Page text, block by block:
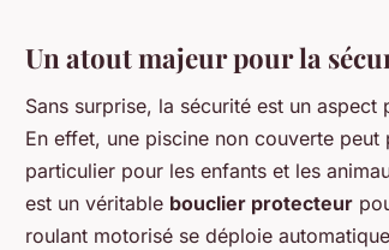
Un atout majeur pour la
Sans surprise, la sécurité est un
En effet, une piscine non couverte
particulier pour les enfants et les
est un véritable bouclier protecteur
roulant motorisé se déploie